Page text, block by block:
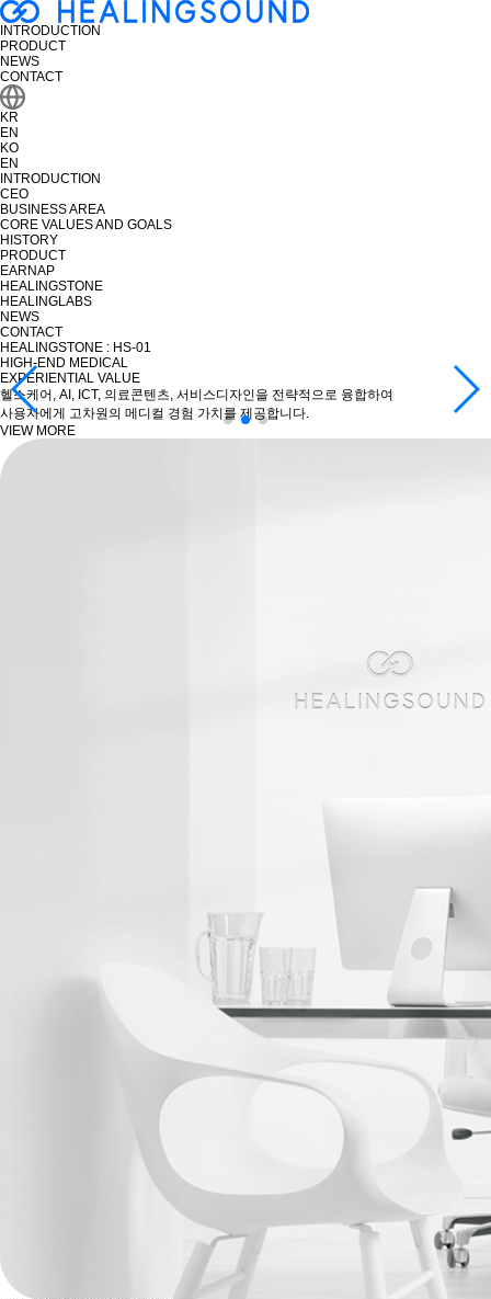
INTRODUCTION
PRODUCT
NEWS
CONTACT
KR
EN
KO
EN
INTRODUCTION
CEO
BUSINESS AREA
CORE VALUES AND GOALS
HISTORY
PRODUCT
EARNAP
HEALINGSTONE
HEALINGLABS
NEWS
CONTACT
HEALINGSTONE : HS-01
HIGH-END MEDICAL
EXPERIENTIAL VALUE
헬스케어, AI, ICT, 의료콘텐츠, 서비스디자인을 전략적으로 융합하여
사용자에게 고차원의 메디컬 경험 가치를 제공합니다.
VIEW MORE